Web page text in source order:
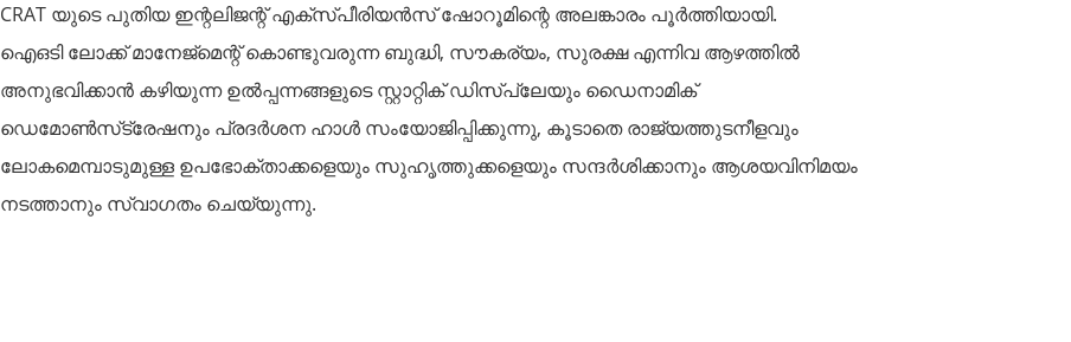
CRAT യുടെ പുതിയ ഇന്റലിജന്റ് എക്സ്പീരിയൻസ് ഷോറൂമിന്റെ അലങ്കാരം പൂർത്തിയായി.
ഐഒടി ലോക്ക് മാനേജ്‌മെന്റ് കൊണ്ടുവരുന്ന ബുദ്ധി, സൗകര്യം, സുരക്ഷ എന്നിവ ആഴത്തിൽ
അനുഭവിക്കാൻ കഴിയുന്ന ഉൽപ്പന്നങ്ങളുടെ സ്റ്റാറ്റിക് ഡിസ്‌പ്ലേയും ഡൈനാമിക്
ഡെമോൺസ്‌ട്രേഷനും പ്രദർശന ഹാൾ സംയോജിപ്പിക്കുന്നു, കൂടാതെ രാജ്യത്തുടനീളവും
ലോകമെമ്പാടുമുള്ള ഉപഭോക്താക്കളെയും സുഹൃത്തുക്കളെയും സന്ദർശിക്കാനും ആശയവിനിമയം
നടത്താനും സ്വാഗതം ചെയ്യുന്നു.